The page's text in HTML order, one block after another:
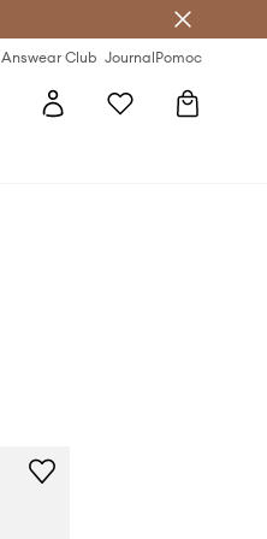
Answear Club JournalPomoc